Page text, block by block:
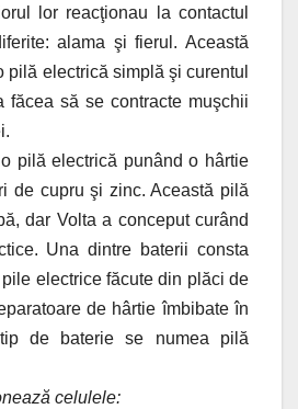
lor reacţionau la contactul
alama şi fierul. Această
pilă electrică simplă şi curentul
făcea să se contracte muşchii
pilă electrică punând o hârtie
de cupru şi zinc. Această pilă
dar Volta a conceput curând
Una dintre baterii consta
electrice făcute din plăci de
de hârtie îmbibate în
de baterie se numea pilă
celulele: